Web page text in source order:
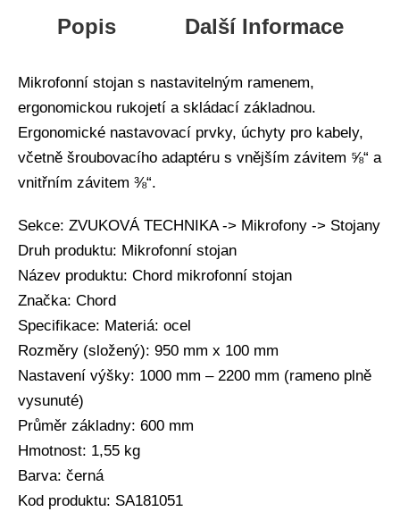
Popis Další Informace
Mikrofonní stojan s nastavitelným ramenem,
ergonomickou rukojetí a skládací základnou.
Ergonomické nastavovací prvky, úchyty pro kabely,
včetně šroubovacího adaptéru s vnějším závitem ⅝“ a
vnitřním závitem ⅜“.
Sekce: ZVUKOVÁ TECHNIKA -> Mikrofony -> Stojany
Druh produktu: Mikrofonní stojan
Název produktu: Chord mikrofonní stojan
Značka: Chord
Specifikace: Materiá: ocel
Rozměry (složený): 950 mm x 100 mm
Nastavení výšky: 1000 mm – 2200 mm (rameno plně
vysunuté)
Průměr základny: 600 mm
Hmotnost: 1,55 kg
Barva: černá
Kod produktu: SA181051